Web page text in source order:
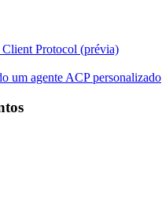
Protocol (prévia)
um agente ACP personalizado